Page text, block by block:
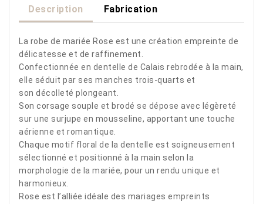
Description Fabrication
La robe de mariée Rose est une création empreinte de
délicatesse et de raffinement.
Confectionnée en dentelle de Calais rebrodée à la main,
elle séduit par ses manches trois-quarts et
son décolleté plongeant.
Son corsage souple et brodé se dépose avec légèreté
sur une surjupe en mousseline, apportant une touche
aérienne et romantique.
Chaque motif floral de la dentelle est soigneusement
sélectionné et positionné à la main selon la
morphologie de la mariée, pour un rendu unique et
harmonieux.
Rose est l’alliée idéale des mariages empreints